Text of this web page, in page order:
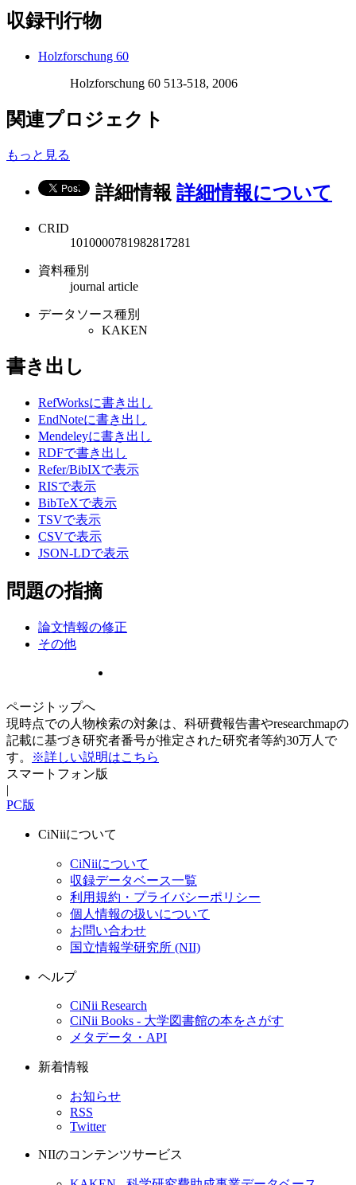
収録刊行物
Holzforschung 60
Holzforschung 60 513-518, 2006
関連プロジェクト
もっと見る
詳細情報 詳細情報について
CRID
1010000781982817281
資料種別
journal article
データソース種別
KAKEN
書き出し
RefWorksに書き出し
EndNoteに書き出し
Mendeleyに書き出し
RDFで書き出し
Refer/BibIXで表示
RISで表示
BibTeXで表示
TSVで表示
CSVで表示
JSON-LDで表示
問題の指摘
論文情報の修正
その他
ページトップへ
現時点での人物検索の対象は、科研費報告書やresearchmapの
記載に基づき研究者番号が推定された研究者等約30万人で
す。
※詳しい説明はこちら
スマートフォン版
|
PC版
CiNiiについて
CiNiiについて
収録データベース一覧
利用規約・プライバシーポリシー
個人情報の扱いについて
お問い合わせ
国立情報学研究所 (NII)
ヘルプ
CiNii Research
CiNii Books - 大学図書館の本をさがす
メタデータ・API
新着情報
お知らせ
RSS
Twitter
NIIのコンテンツサービス